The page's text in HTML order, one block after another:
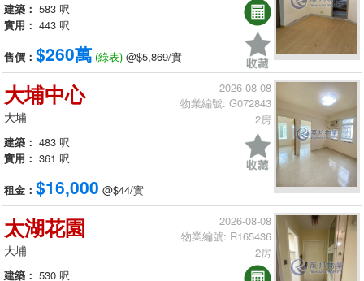
建築： 583 呎
實用： 443 呎
售價： $260萬 (綠表) @$5,869/實
大埔中心
大埔
建築： 483 呎
實用： 361 呎
租金： $16,000 @$44/實
2026-08-08
物業編號: G072843
2房
太湖花園
大埔
建築： 530 呎
2026-08-08
物業編號: R165436
2房